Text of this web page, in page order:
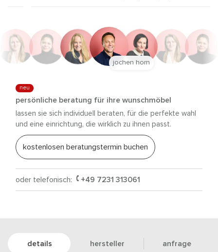
neu
persönliche beratung für ihre wunschmöbel
lassen sie sich individuell beraten, für die perfekte wahl
und eine einrichtung, die wirklich zu ihnen passt.
kostenlosen beratungstermin buchen
oder telefonisch: +49 7231 313061
jochen horn
details hersteller anfrage